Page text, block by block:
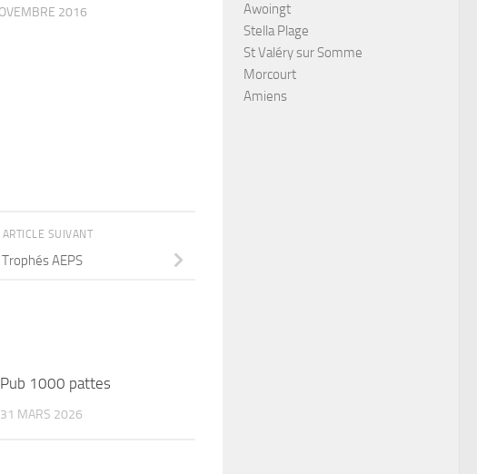
2016
ARTICLE SUIVANT
Trophés AEPS
Pub 1000 pattes
31 MARS 2026
Awoingt
Stella Plage
St Valéry sur Somme
Morcourt
Amiens